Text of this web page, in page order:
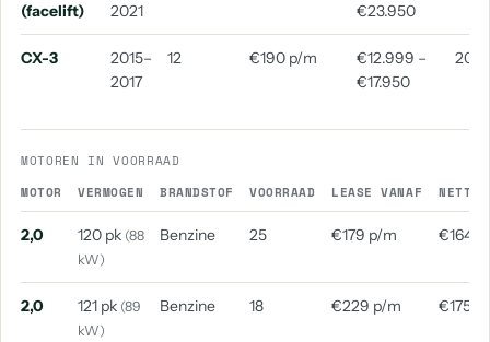
(facelift) 2021 €23.950
CX-3
2015–
2017
12 €190 p/m
€12.999 –
€17.950
2016
MOTOREN IN VOORRAAD
MOTOR
VERMOGEN BRANDSTOF VOORRAAD LEASE VANAF NETTO
2,0 120 pk (88
kW)
Benzine 25 €179 p/m €164
2,0 121 pk (89
kW)
Benzine 18 €229 p/m €175